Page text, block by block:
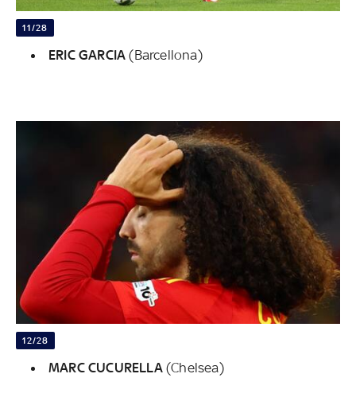
11/28
ERIC GARCIA(Barcellona)
12/28
MARC CUCURELLA (Chelsea)